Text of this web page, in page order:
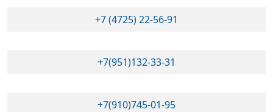
+7 (4725) 22-56-91
+7(951)132-33-31
+7(910)745-01-95